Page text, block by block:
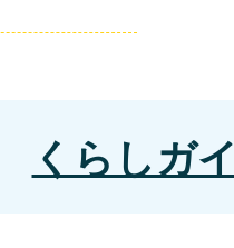
くらしガ